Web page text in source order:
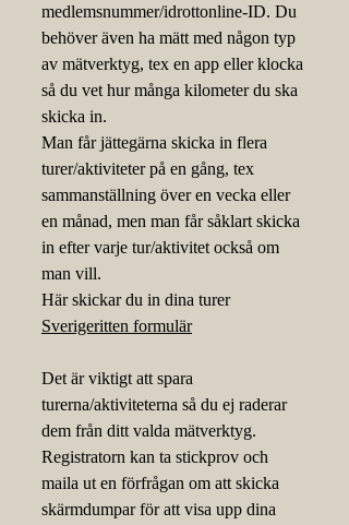
medlemsnummer/idrottonline-ID. Du
behöver även ha mätt med någon typ
av mätverktyg, tex en app eller klocka
så du vet hur många kilometer du ska
skicka in.
Man får jättegärna skicka in flera
turer/aktiviteter på en gång, tex
sammanställning över en vecka eller
en månad, men man får såklart skicka
in efter varje tur/aktivitet också om
man vill.
Här skickar du in dina turer
Sverigeritten formulär
Det är viktigt att spara
turerna/aktiviteterna så du ej raderar
dem från ditt valda mätverktyg.
Registratorn kan ta stickprov och
maila ut en förfrågan om att skicka
skärmdumpar för att visa upp dina